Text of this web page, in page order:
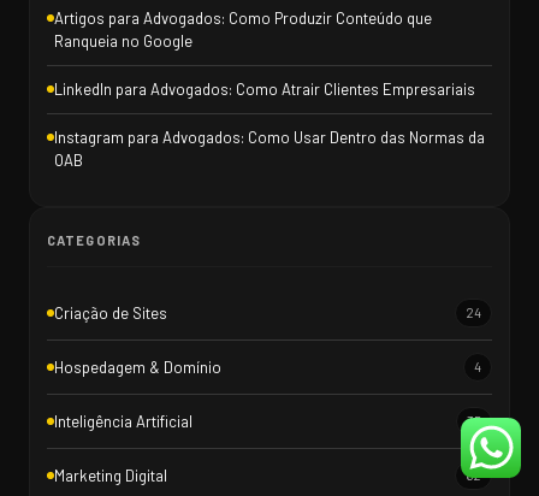
Artigos para Advogados: Como Produzir Conteúdo que
Ranqueia no Google
LinkedIn para Advogados: Como Atrair Clientes Empresariais
Instagram para Advogados: Como Usar Dentro das Normas da
OAB
CATEGORIAS
Criação de Sites 24
Hospedagem & Domínio 4
Inteligência Artificial 35
Marketing Digital 62